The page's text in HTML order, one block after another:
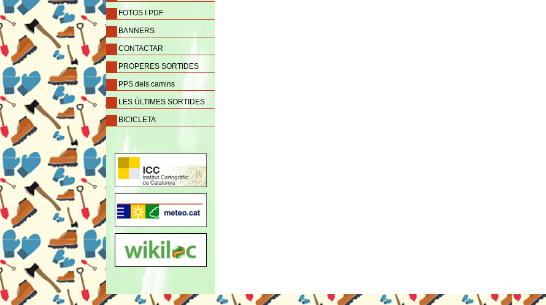
FOTOS I PDF
BANNERS
CONTACTAR
PROPERES SORTIDES
PPS dels camins
LES ÚLTIMES SORTIDES
BICICLETA